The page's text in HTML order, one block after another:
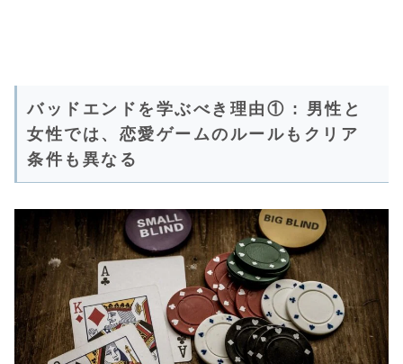
バッドエンドを学ぶべき理由① : 男性と
女性では、恋愛ゲームのルールもクリア
条件も異なる